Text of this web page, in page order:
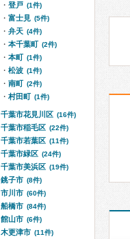
登戸 (1件)
富士見 (5件)
弁天 (4件)
本千葉町 (2件)
本町 (1件)
松波 (1件)
南町 (2件)
村田町 (1件)
千葉市花見川区 (16件)
千葉市稲毛区 (22件)
千葉市若葉区 (11件)
千葉市緑区 (24件)
千葉市美浜区 (19件)
銚子市 (8件)
市川市 (60件)
船橋市 (84件)
館山市 (6件)
木更津市 (11件)